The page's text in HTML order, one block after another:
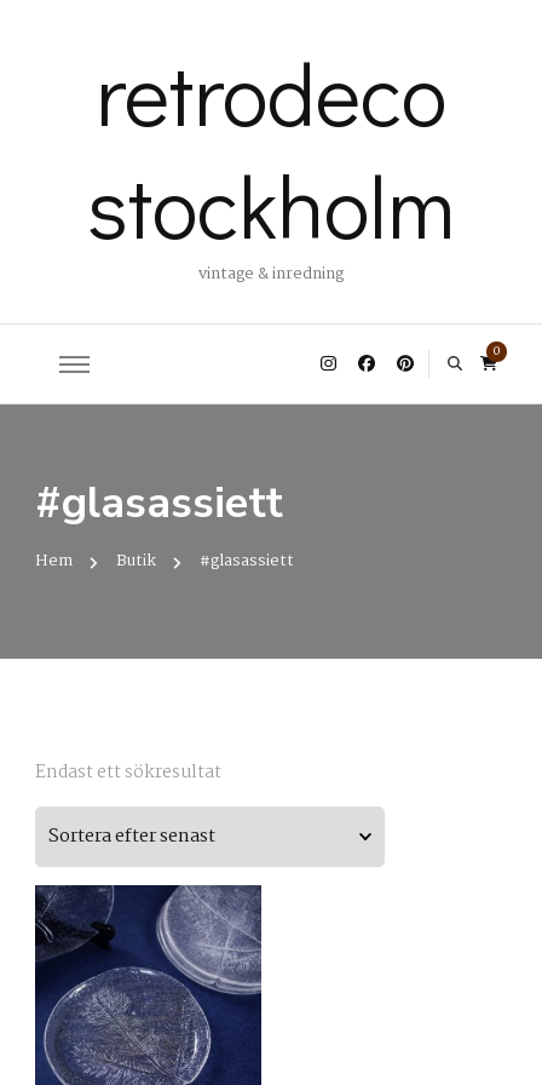
retrodeco
stockholm
vintage & inredning
0
#glasassiett
Hem Butik #glasassiett
Endast ett sökresultat